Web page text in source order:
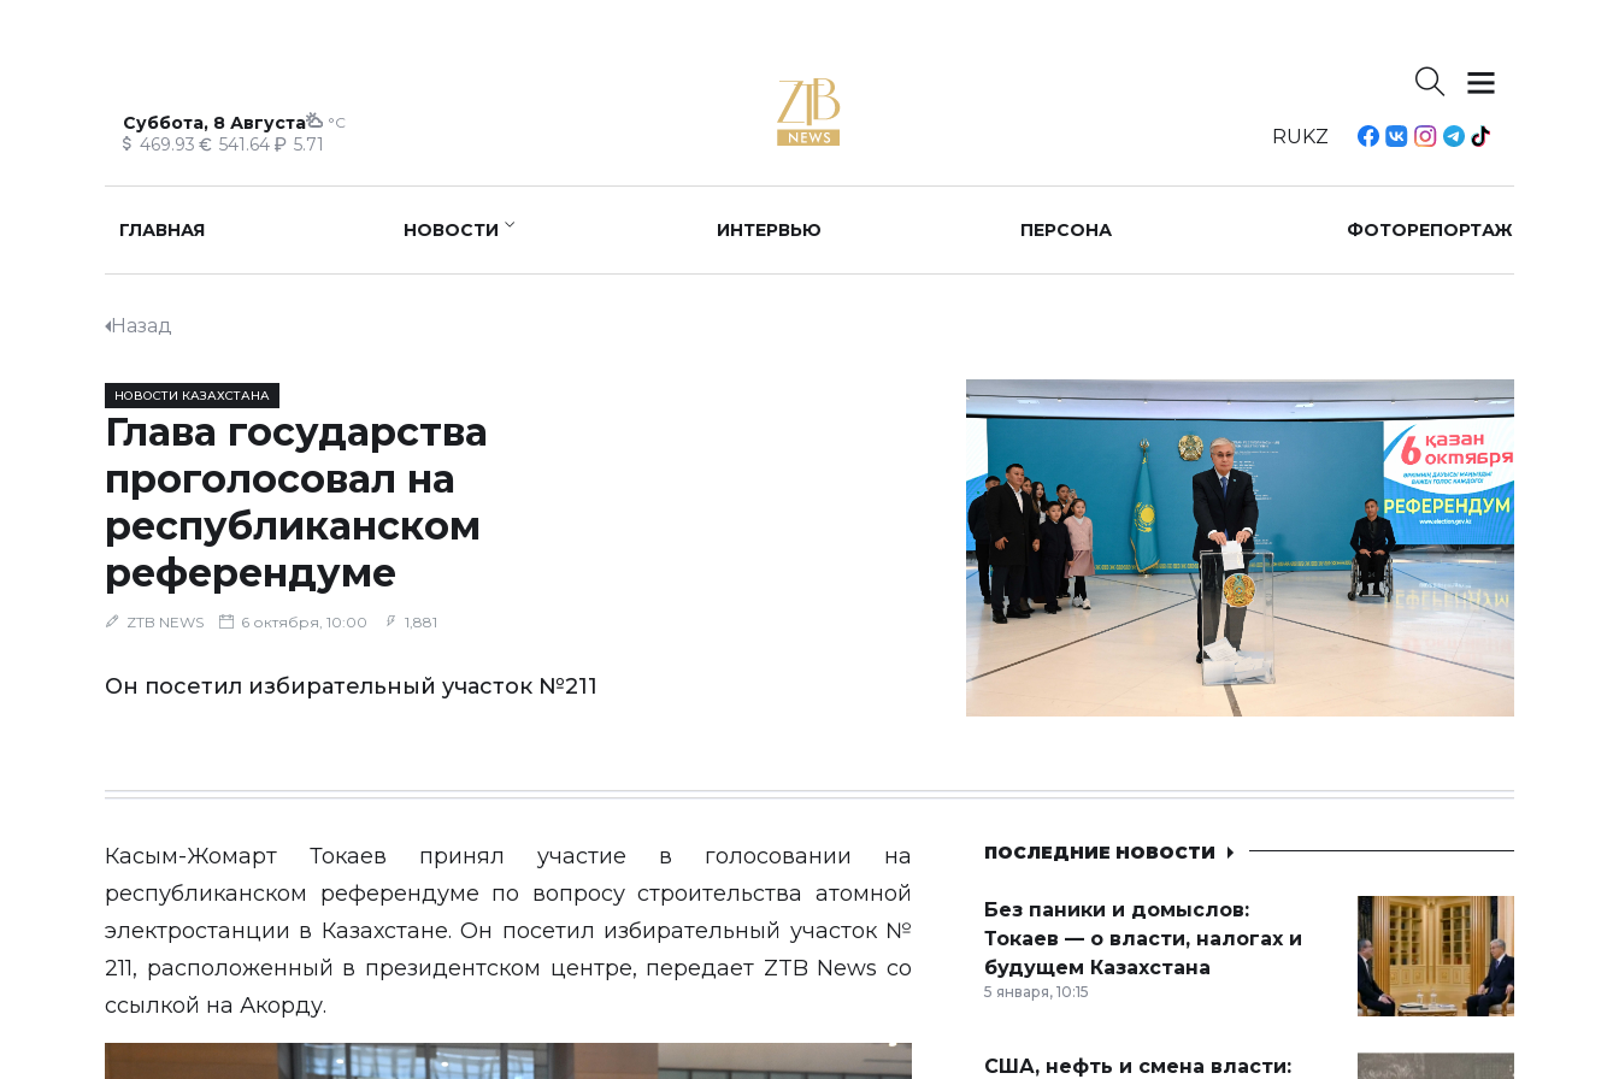
Суббота, 8 Августа °C
469.93 541.64 5.71 RUKZ
ГЛАВНАЯ НОВОСТИ ИНТЕРВЬЮ ПЕРСОНА ФОТОРЕПОРТАЖ
Назад
НОВОСТИ КАЗАХСТАНА
Глава государства
проголосовал на
республиканском
референдуме
ZTB NEWS 6 октября, 10:00 1,881
Он посетил избирательный участок №211
Касым-Жомарт Токаев принял участие в голосовании на
республиканском референдуме по вопросу строительства атомной
электростанции в Казахстане. Он посетил избирательный участок №
211, расположенный в президентском центре, передает ZTB News со
ссылкой на Акорду.
ПОСЛЕДНИЕ НОВОСТИ
Без паники и домыслов:
Токаев — о власти, налогах и
будущем Казахстана
5 января, 10:15
США, нефть и смена власти: